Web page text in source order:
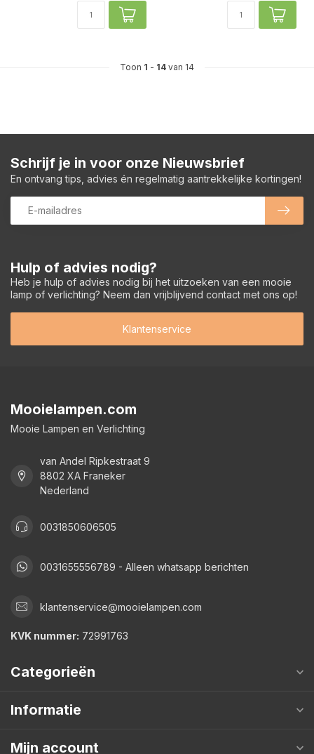
Toon 1 - 14 van 14
Hulp of advies nodig?
Heb je hulp of advies nodig bij het uitzoeken van een mooie
lamp of verlichting? Neem dan vrijblijvend contact met ons op!
Klantenservice
Schrijf je in voor onze Nieuwsbrief
En ontvang tips, advies én regelmatig aantrekkelijke kortingen!
Mooielampen.com
Mooie Lampen en Verlichting
van Andel Ripkestraat 9
8802 XA Franeker
Nederland
0031850606505
0031655556789 - Alleen whatsapp berichten
klantenservice@mooielampen.com
KVK nummer: 72991763
Categorieën
Informatie
Mijn account